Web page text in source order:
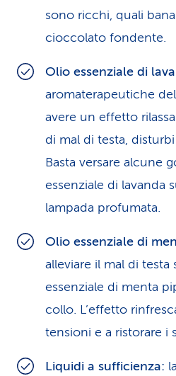
sono ricchi, quali
cioccolato fondente.
Olio essenziale di
aromaterapeutiche
avere un effetto
di mal di testa,
Basta versare alcune
essenziale di lavanda
lampada profumata.
Olio essenziale di
alleviare il mal di
essenziale di menta
collo. L’effetto
tensioni e a ristorare i
Liquidi a sufficienza: